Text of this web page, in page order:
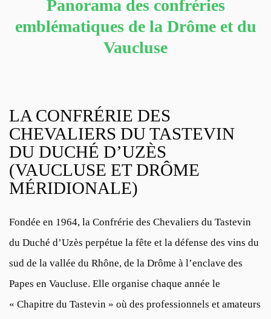
Panorama des confréries
emblématiques de la Drôme et du
Vaucluse
LA CONFRÉRIE DES
CHEVALIERS DU TASTEVIN
DU DUCHÉ D’UZÈS
(VAUCLUSE ET DRÔME
MÉRIDIONALE)
Fondée en 1964, la Confrérie des Chevaliers du Tastevin
du Duché d’Uzès perpétue la fête et la défense des vins du
sud de la vallée du Rhône, de la Drôme à l’enclave des
Papes en Vaucluse. Elle organise chaque année le
« Chapitre du Tastevin » où des professionnels et amateurs